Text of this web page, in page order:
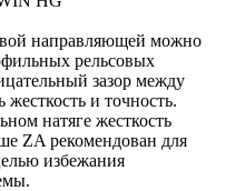
направляющей можно
рельсовых
зазор между
и точность.
натяге жесткость
ZA рекомендован для
избежания